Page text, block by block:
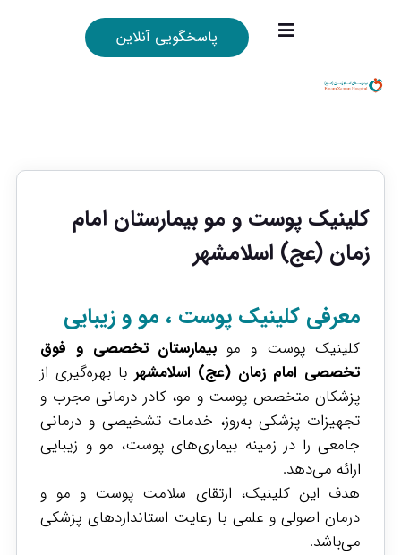
پاسخگویی آنلاین
کلینیک پوست و مو بیمارستان امام
زمان (عج) اسلامشهر
معرفی کلینیک پوست ، مو و زیبایی
کلینیک پوست و مو بیمارستان تخصصی و فوق
تخصصی امام زمان (عج) اسلامشهربا بهره‌گیری از
پزشکان متخصص پوست و مو، کادر درمانی مجرب و
تجهیزات پزشکی به‌روز، خدمات تشخیصی و درمانی
جامعی را در زمینه بیماری‌های پوست، مو و زیبایی
ارائه می‌دهد.
هدف این کلینیک، ارتقای سلامت پوست و مو و
درمان اصولی و علمی با رعایت استانداردهای پزشکی
می‌باشد.